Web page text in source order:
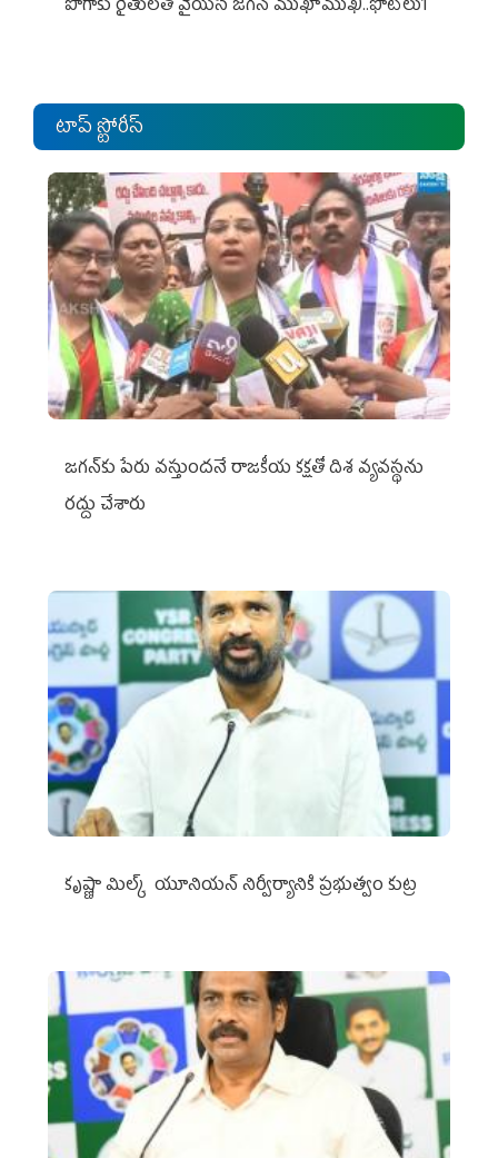
పొగాకు రైతుల‌తో వైయ‌స్ జ‌గ‌న్ ముఖాముఖి..ఫొటోలు1
టాప్ స్టోరీస్
జగన్‌కు పేరు వస్తుందనే రాజకీయ కక్షతో దిశ వ్య‌వ‌స్థ‌ను
రద్దు చేశారు
కృష్ణా మిల్క్‌ యూనియన్‌ నిర్వీర్యానికి ప్రభుత్వం కుట్ర